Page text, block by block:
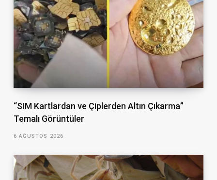
“SIM Kartlardan ve Çiplerden Altın Çıkarma”
Temalı Görüntüler
6 AĞUSTOS 2026